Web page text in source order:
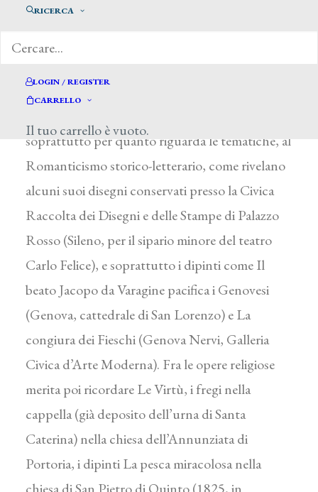
RICERCA
LOGIN / REGISTER
CARRELLO
Il tuo carrello è vuoto.
Figlio e allievo del pittore Carlo, fu poi a Roma
dell’Accademia Ligustica. Influenzato dal tardo
soprattutto per quanto riguarda le tematiche, al
Romanticismo storico-letterario, come rivelano
alcuni suoi disegni conservati presso la Civica
Raccolta dei Disegni e delle Stampe di Palazzo
Rosso (Sileno, per il sipario minore del teatro
Carlo Felice), e soprattutto i dipinti come Il
beato Jacopo da Varagine pacifica i Genovesi
(Genova, cattedrale di San Lorenzo) e La
congiura dei Fieschi (Genova Nervi, Galleria
Civica d’Arte Moderna). Fra le opere religiose
merita poi ricordare Le Virtù, i fregi nella
cappella (già deposito dell’urna di Santa
Caterina) nella chiesa dell’Annunziata di
Portoria, i dipinti La pesca miracolosa nella